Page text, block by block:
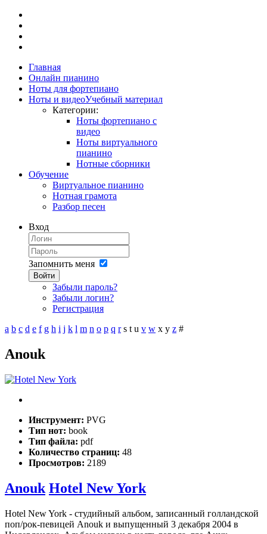
Главная
Онлайн пианино
Ноты для фортепиано
Ноты и видеоУчебный материал
Категории:
Ноты фортепиано с
видео
Ноты виртуального
пианино
Нотные сборники
Обучение
Виртуальное пианино
Нотная грамота
Разбор песен
Вход
Запомнить меня
Войти
Забыли пароль?
Забыли логин?
Регистрация
a b c d e f g h i j k l m n o p q r s t u v w x y z #
Anouk
Инструмент: PVG
Тип нот: book
Тип файла: pdf
Количество страниц: 48
Просмотров: 2189
Anouk Hotel New York
Hotel New York - студийный альбом, записанный голландской
поп/рок-певицей Anouk и выпущенный 3 декабря 2004 в